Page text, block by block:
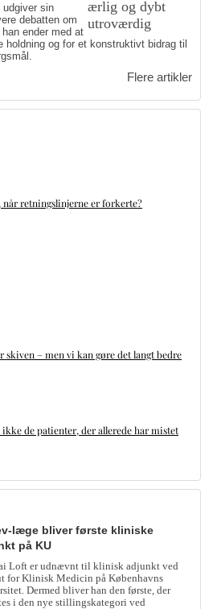
sin
debatten om
ender med at
holdning og for et konstruktivt bidrag til
Flere artikler
når retningslinjerne er forkerte?
skiven – men vi kan gøre det langt bedre
de patienter, der allerede har mistet
læge bliver første kliniske
på KU
Loft er udnævnt til klinisk adjunkt ved
for Klinisk Medicin på Københavns
Dermed bliver han den første, der
i den nye stillingskategori ved